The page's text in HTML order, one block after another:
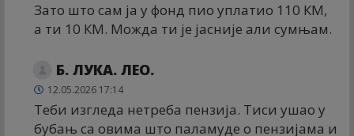
Зато што сам ја у фонд пио уплатио 110 КМ,
а ти 10 КМ. Можда ти је јасније али сумњам.
Б. ЛУКА. ЛЕО.
12.05.2026 17:14
Теби изгледа нетреба пензија. Тиси ушао у
бубањ са овима што паламуде о пензијама и